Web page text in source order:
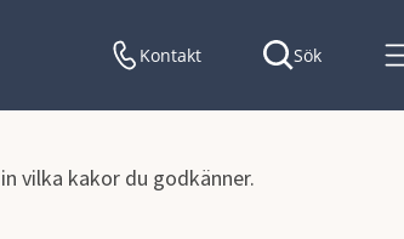
vilka kakor du godkänner.
Kontakt Sök